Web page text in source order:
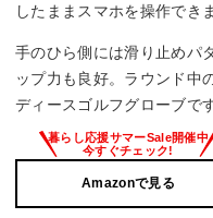
したままスマホを操作でき
手のひら側には滑り止めパ
ップ力も良好。ラウンド中
ディースゴルフグローブです
Amazonで見る